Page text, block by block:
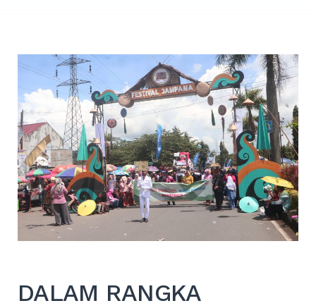
EXPAND
Search
for:
SEARCH
DALAM RANGKA